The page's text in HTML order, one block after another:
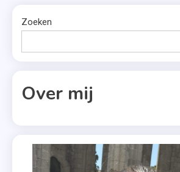
Zoeken
Over mij